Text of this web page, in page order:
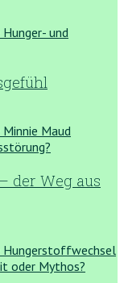
der Weg aus